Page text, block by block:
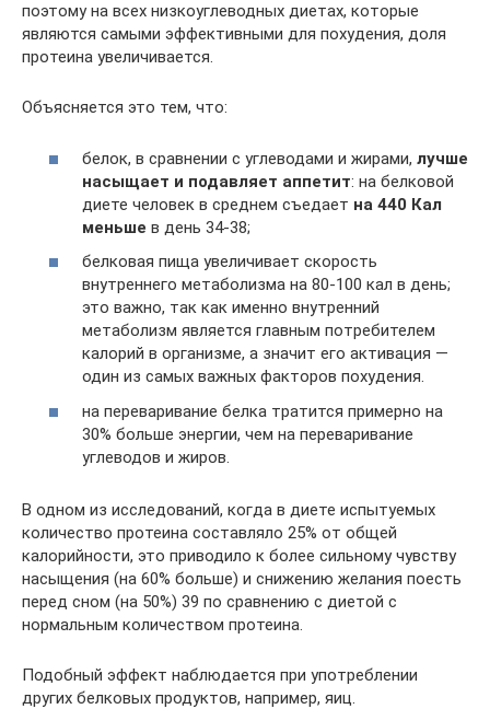
поэтому на всех низкоуглеводных диетах, которые
являются самыми эффективными для похудения, доля
протеина увеличивается.
Объясняется это тем, что:
белок, в сравнении с углеводами и жирами, лучше
насыщает и подавляет аппетит: на белковой
диете человек в среднем съедает на 440 Кал
меньше в день 34-38;
белковая пища увеличивает скорость
внутреннего метаболизма на 80-100 кал в день;
это важно, так как именно внутренний
метаболизм является главным потребителем
калорий в организме, а значит его активация —
один из самых важных факторов похудения.
на переваривание белка тратится примерно на
30% больше энергии, чем на переваривание
углеводов и жиров.
В одном из исследований, когда в диете испытуемых
количество протеина составляло 25% от общей
калорийности, это приводило к более сильному чувству
насыщения (на 60% больше) и снижению желания поесть
перед сном (на 50%) 39 по сравнению с диетой с
нормальным количеством протеина.
Подобный эффект наблюдается при употреблении
других белковых продуктов, например, яиц.